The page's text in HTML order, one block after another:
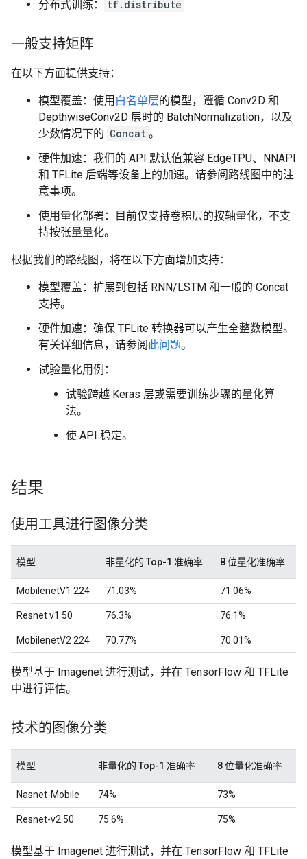
分布式训练： tf.distribute
一般支持矩阵
在以下方面提供支持：
模型覆盖：使用 白名单层的模型，遵循 Conv2D 和
DepthwiseConv2D 层时的 BatchNormalization，以及
少数情况下的 Concat 。
硬件加速：我们的 API 默认值兼容 EdgeTPU、NNAPI
和 TFLite 后端等设备上的加速。请参阅路线图中的注
意事项。
使用量化部署：目前仅支持卷积层的按轴量化，不支
持按张量量化。
根据我们的路线图，将在以下方面增加支持：
模型覆盖：扩展到包括 RNN/LSTM 和一般的 Concat
支持。
硬件加速：确保 TFLite 转换器可以产生全整数模型。
有关详细信息，请参阅 此问题。
试验量化用例：
试验跨越 Keras 层或需要训练步骤的量化算
法。
使 API 稳定。
结果
使用工具进行图像分类
模型 非量化的 Top-1 准确率 8 位量化准确率
MobilenetV1 224 71.03% 71.06%
Resnet v1 50 76.3% 76.1%
MobilenetV2 224 70.77% 70.01%
模型基于 Imagenet 进行测试，并在 TensorFlow 和 TFLite
中进行评估。
技术的图像分类
模型 非量化的 Top-1 准确率 8 位量化准确率
Nasnet-Mobile 74% 73%
Resnet-v2 50 75.6% 75%
模型基于 Imagenet 进行测试，并在 TensorFlow 和 TFLite